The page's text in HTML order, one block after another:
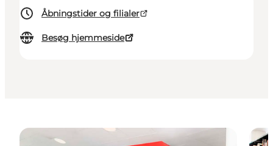
Åbningstider og filialer
Besøg hjemmeside